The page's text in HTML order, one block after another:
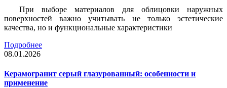
При выборе материалов для облицовки наружных
поверхностей важно учитывать не только эстетические
качества, но и функциональные характеристики
Подробнее
08.01.2026
Керамогранит серый глазурованный: особенности и
применение